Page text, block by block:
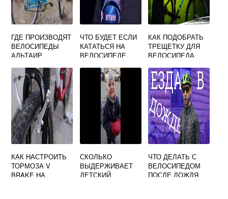
ГДЕ ПРОИЗВОДЯТ
ВЕЛОСИПЕДЫ
АЛЬТАИР
ЧТО БУДЕТ ЕСЛИ
КАТАТЬСЯ НА
ВЕЛОСИПЕДЕ
КАК ПОДОБРАТЬ
ТРЕЩЕТКУ ДЛЯ
ВЕЛОСИПЕДА
КАК НАСТРОИТЬ
ТОРМОЗА V
BRAKE НА
СКОЛЬКО
ВЫДЕРЖИВАЕТ
ДЕТСКИЙ
ЧТО ДЕЛАТЬ С
ВЕЛОСИПЕДОМ
ПОСЛЕ ДОЖДЯ